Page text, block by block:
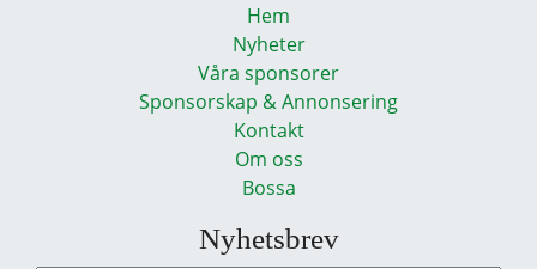
Hem
Nyheter
Våra sponsorer
Sponsorskap & Annonsering
Kontakt
Om oss
Bossa
Nyhetsbrev